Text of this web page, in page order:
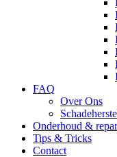
FAQ
Over Ons
Onderhoud &
Tips & Tricks
Contact